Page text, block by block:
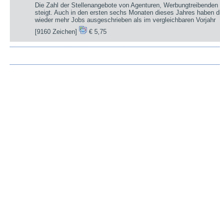
Die Zahl der Stellenangebote von Agenturen,
steigt. Auch in den ersten sechs Monaten dieses Jahres haben
wieder mehr Jobs ausgeschrieben als im vergleichbaren Vorjahr
[9160 Zeichen]
€ 5,75